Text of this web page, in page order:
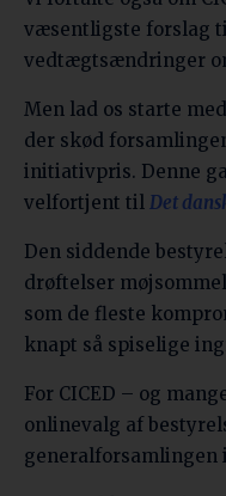
væsentligste forslag
vedtægtsændringer
Men lad os starte
der skød
initiativpris. Denne
velfortjent til Det
Den siddende
drøftelser
som de fleste
knapt så spiselige
For CICED – og
onlinevalg af
generalforsamlingen